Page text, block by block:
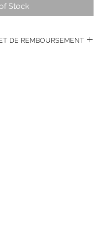
Stock
DE REMBOURSEMENT